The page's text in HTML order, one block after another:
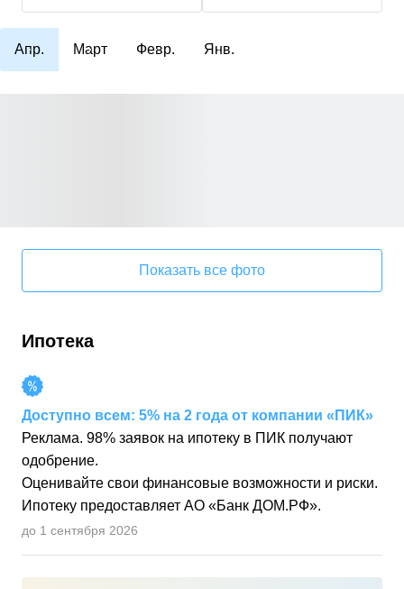
Апр. Март Февр. Янв.
Показать все фото
Ипотека
Доступно всем: 5% на 2 года от компании «ПИК»
Реклама. 98% заявок на ипотеку в ПИК получают
одобрение.
Оценивайте свои финансовые возможности и риски.
Ипотеку предоставляет АО «Банк ДОМ.РФ».
до 1 сентября 2026